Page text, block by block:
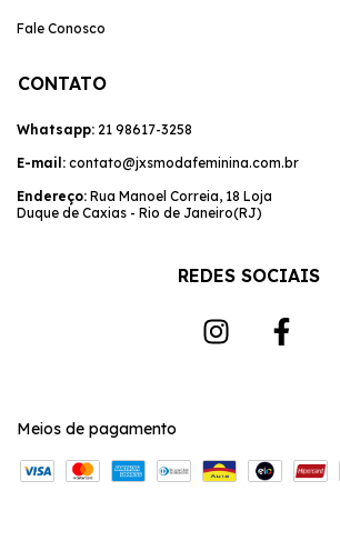
Fale Conosco
CONTATO
Whatsapp: 21 98617-3258
E-mail: contato@jxsmodafeminina.com.br
Endereço: Rua Manoel Correia, 18 Loja
Duque de Caxias - Rio de Janeiro(RJ)
REDES SOCIAIS
Meios de pagamento